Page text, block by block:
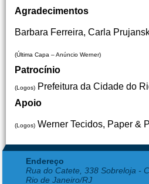
Agradecimentos
Barbara Ferreira, Carla
(Última Capa – Anúncio Werner)
Patrocínio
(Logos) Prefeitura da Cidade do
Apoio
(Logos) Werner Tecidos, Paper &
Endereço
Rua do Catete, 338 Sobreloja -
Rio de Janeiro/RJ